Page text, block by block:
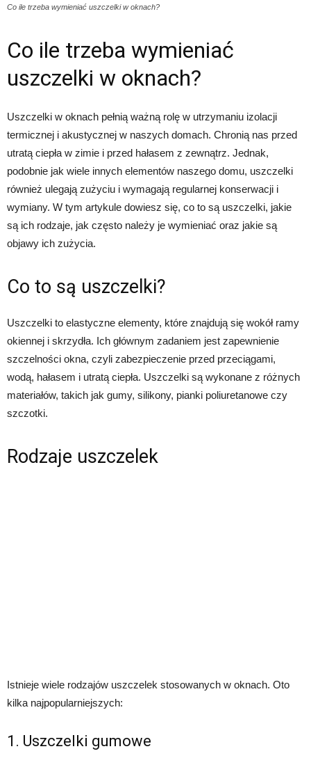
Co ile trzeba wymieniać uszczelki w oknach?
Co ile trzeba wymieniać
uszczelki w oknach?
Uszczelki w oknach pełnią ważną rolę w utrzymaniu izolacji
termicznej i akustycznej w naszych domach. Chronią nas przed
utratą ciepła w zimie i przed hałasem z zewnątrz. Jednak,
podobnie jak wiele innych elementów naszego domu, uszczelki
również ulegają zużyciu i wymagają regularnej konserwacji i
wymiany. W tym artykule dowiesz się, co to są uszczelki, jakie
są ich rodzaje, jak często należy je wymieniać oraz jakie są
objawy ich zużycia.
Co to są uszczelki?
Uszczelki to elastyczne elementy, które znajdują się wokół ramy
okiennej i skrzydła. Ich głównym zadaniem jest zapewnienie
szczelności okna, czyli zabezpieczenie przed przeciągami,
wodą, hałasem i utratą ciepła. Uszczelki są wykonane z różnych
materiałów, takich jak gumy, silikony, pianki poliuretanowe czy
szczotki.
Rodzaje uszczelek
Istnieje wiele rodzajów uszczelek stosowanych w oknach. Oto
kilka najpopularniejszych:
1. Uszczelki gumowe